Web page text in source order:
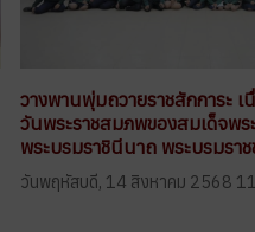
วางพานพุ่มถวายราชสักการะ เ
วันพระราชสมภพของสมเด็จพร
พระบรมราชินีนาถ พระบรมร
วันพฤหัสบดี, 14 สิงหาคม 2568